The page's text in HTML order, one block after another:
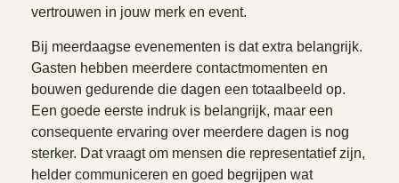
vertrouwen in jouw merk en event.
Bij meerdaagse evenementen is dat extra belangrijk.
Gasten hebben meerdere contactmomenten en
bouwen gedurende die dagen een totaalbeeld op.
Een goede eerste indruk is belangrijk, maar een
consequente ervaring over meerdere dagen is nog
sterker. Dat vraagt om mensen die representatief zijn,
helder communiceren en goed begrijpen wat